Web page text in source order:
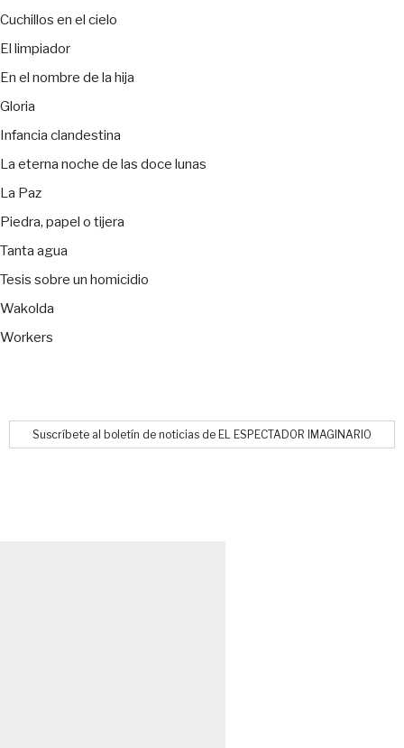
Cuchillos en el cielo
El limpiador
En el nombre de la hija
Gloria
Infancia clandestina
La eterna noche de las doce lunas
La Paz
Piedra, papel o tijera
Tanta agua
Tesis sobre un homicidio
Wakolda
Workers
Suscríbete al boletín de noticias de EL ESPECTADOR IMAGINARIO